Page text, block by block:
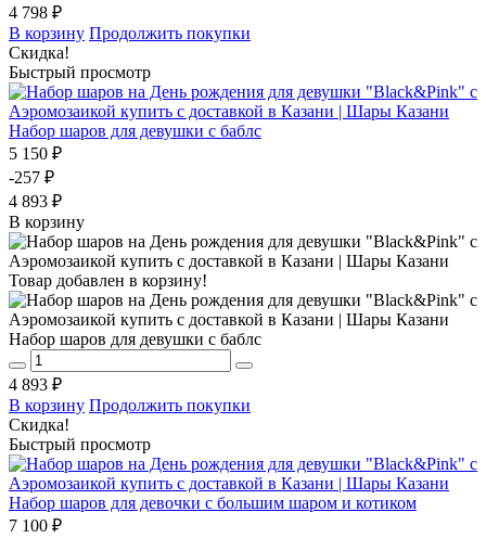
4 798 ₽
В корзину Продолжить покупки
Скидка!
Быстрый просмотр
Набор шаров для девушки с баблс
5 150 ₽
-257 ₽
4 893 ₽
В корзину
Товар добавлен в корзину!
Набор шаров для девушки с баблс
4 893 ₽
В корзину Продолжить покупки
Скидка!
Быстрый просмотр
Набор шаров для девочки с большим шаром и котиком
7 100 ₽